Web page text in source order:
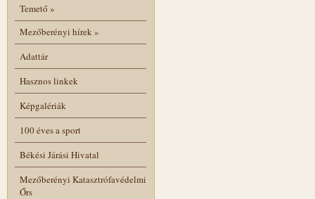
Temető»
Mezőberényi hírek»
Adattár
Hasznos linkek
Képgalériák
100 éves a sport
Békési Járási Hivatal
Mezőberényi Katasztrófavédelmi
Őrs